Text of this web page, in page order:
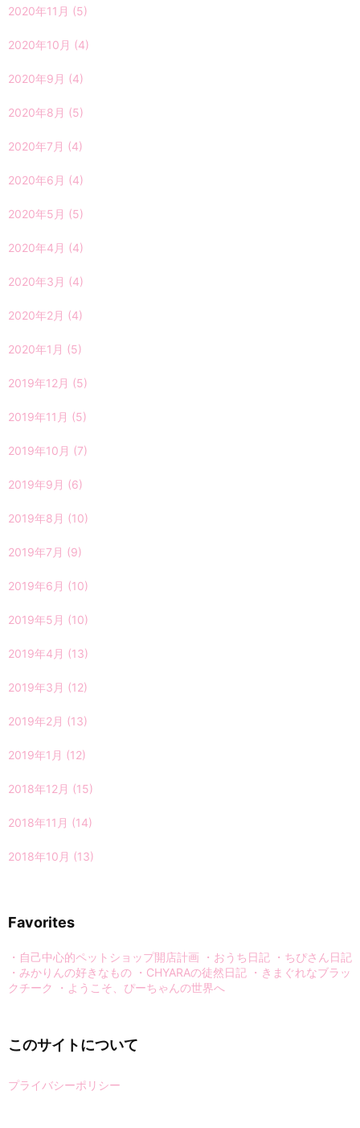
2020年11月 (5)
2020年10月 (4)
2020年9月 (4)
2020年8月 (5)
2020年7月 (4)
2020年6月 (4)
2020年5月 (5)
2020年4月 (4)
2020年3月 (4)
2020年2月 (4)
2020年1月 (5)
2019年12月 (5)
2019年11月 (5)
2019年10月 (7)
2019年9月 (6)
2019年8月 (10)
2019年7月 (9)
2019年6月 (10)
2019年5月 (10)
2019年4月 (13)
2019年3月 (12)
2019年2月 (13)
2019年1月 (12)
2018年12月 (15)
2018年11月 (14)
2018年10月 (13)
Favorites
・自己中心的ペットショップ開店計画 ・おうち日記 ・ちぴさん日記
・みかりんの好きなもの ・CHYARAの徒然日記 ・きまぐれなブラッ
クチーク
・ようこそ、ぴーちゃんの世界へ
このサイトについて
プライバシーポリシー